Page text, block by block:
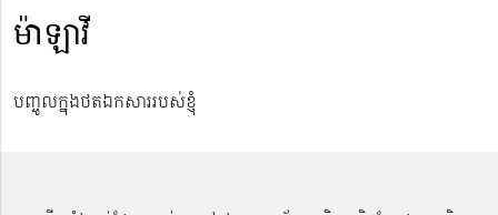
ម៉ាឡាវី
បញ្ចូលក្នុងថតឯកសាររបស់ខ្ញុំ